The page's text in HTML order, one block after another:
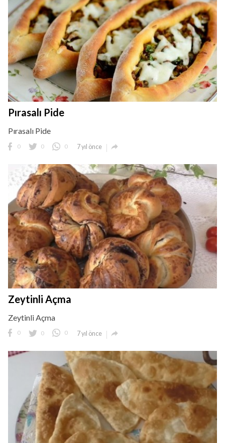
Pırasalı Pide
Pırasalı Pide
0 0 0 7 yıl önce 
Zeytinli Açma
Zeytinli Açma
0 0 0 7 yıl önce 